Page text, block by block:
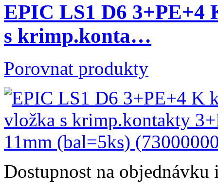
EPIC LS1 D6 3+PE+4
s krimp.konta…
Porovnat produkty
Dostupnost na objednávku